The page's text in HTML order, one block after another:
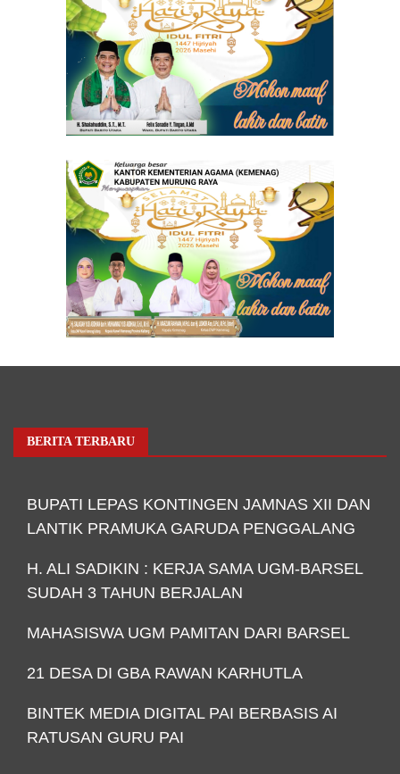
BERITA TERBARU
BUPATI LEPAS KONTINGEN JAMNAS XII DAN
LANTIK PRAMUKA GARUDA PENGGALANG
H. ALI SADIKIN : KERJA SAMA UGM-BARSEL
SUDAH 3 TAHUN BERJALAN
MAHASISWA UGM PAMITAN DARI BARSEL
21 DESA DI GBA RAWAN KARHUTLA
BINTEK MEDIA DIGITAL PAI BERBASIS AI
RATUSAN GURU PAI